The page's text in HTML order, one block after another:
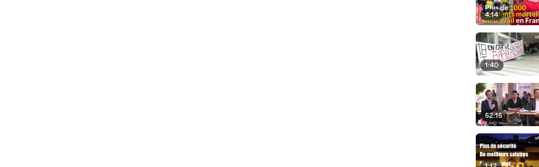
4:14
1:40
52:15